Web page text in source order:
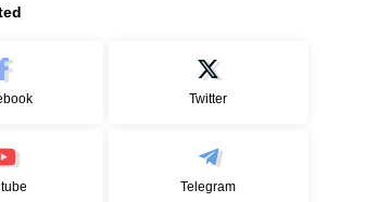
Twitter
Telegram